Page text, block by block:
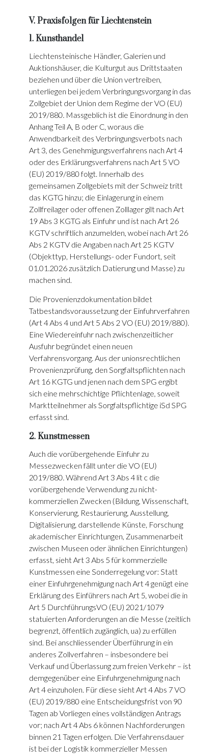
V. Praxisfolgen für Liechtenstein
1. Kunsthandel
Liechtensteinische Händler, Galerien und
Auktionshäuser, die Kulturgut aus Drittstaaten
beziehen und über die Union vertreiben,
unterliegen bei jedem Verbringungsvorgang in das
Zollgebiet der Union dem Regime der VO (EU)
2019/880. Massgeblich ist die Einordnung in den
Anhang Teil A, B oder C, woraus die
Anwendbarkeit des Verbringungsverbots nach
Art 3, des Genehmigungsverfahrens nach Art 4
oder des Erklärungsverfahrens nach Art 5 VO
(EU) 2019/880 folgt. Innerhalb des
gemeinsamen Zollgebiets mit der Schweiz tritt
das KGTG hinzu; die Einlagerung in einem
Zollfreilager oder offenen Zolllager gilt nach Art
19 Abs 3 KGTG als Einfuhr und ist nach Art 26
KGTV schriftlich anzumelden, wobei nach Art 26
Abs 2 KGTV die Angaben nach Art 25 KGTV
(Objekttyp, Herstellungs- oder Fundort, seit
01.01.2026 zusätzlich Datierung und Masse) zu
machen sind.
Die Provenienzdokumentation bildet
Tatbestandsvoraussetzung der Einfuhrverfahren
(Art 4 Abs 4 und Art 5 Abs 2 VO (EU) 2019/880).
Eine Wiedereinfuhr nach zwischenzeitlicher
Ausfuhr begründet einen neuen
Verfahrensvorgang. Aus der unionsrechtlichen
Provenienzprüfung, den Sorgfaltspflichten nach
Art 16 KGTG und jenen nach dem SPG ergibt
sich eine mehrschichtige Pflichtenlage, soweit
Marktteilnehmer als Sorgfaltspflichtige iSd SPG
erfasst sind.
2. Kunstmessen
Auch die vorübergehende Einfuhr zu
Messezwecken fällt unter die VO (EU)
2019/880. Während Art 3 Abs 4 lit c die
vorübergehende Verwendung zu nicht-
kommerziellen Zwecken (Bildung, Wissenschaft,
Konservierung, Restaurierung, Ausstellung,
Digitalisierung, darstellende Künste, Forschung
akademischer Einrichtungen, Zusammenarbeit
zwischen Museen oder ähnlichen Einrichtungen)
erfasst, sieht Art 3 Abs 5 für kommerzielle
Kunstmessen eine Sonderregelung vor: Statt
einer Einfuhrgenehmigung nach Art 4 genügt eine
Erklärung des Einführers nach Art 5, wobei die in
Art 5 DurchführungsVO (EU) 2021/1079
statuierten Anforderungen an die Messe (zeitlich
begrenzt, öffentlich zugänglich, ua) zu erfüllen
sind. Bei anschliessender Überführung in ein
anderes Zollverfahren – insbesondere bei
Verkauf und Überlassung zum freien Verkehr – ist
demgegenüber eine Einfuhrgenehmigung nach
Art 4 einzuholen. Für diese sieht Art 4 Abs 7 VO
(EU) 2019/880 eine Entscheidungsfrist von 90
Tagen ab Vorliegen eines vollständigen Antrags
vor; nach Art 4 Abs 6 können Nachforderungen
binnen 21 Tagen erfolgen. Die Verfahrensdauer
ist bei der Logistik kommerzieller Messen